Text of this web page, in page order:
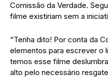
Comissão da Verdade.
filme existiriam sem a
“Tenha dito! Por conta da
elementos para escrever o
temos esse filme
alto pelo necessário